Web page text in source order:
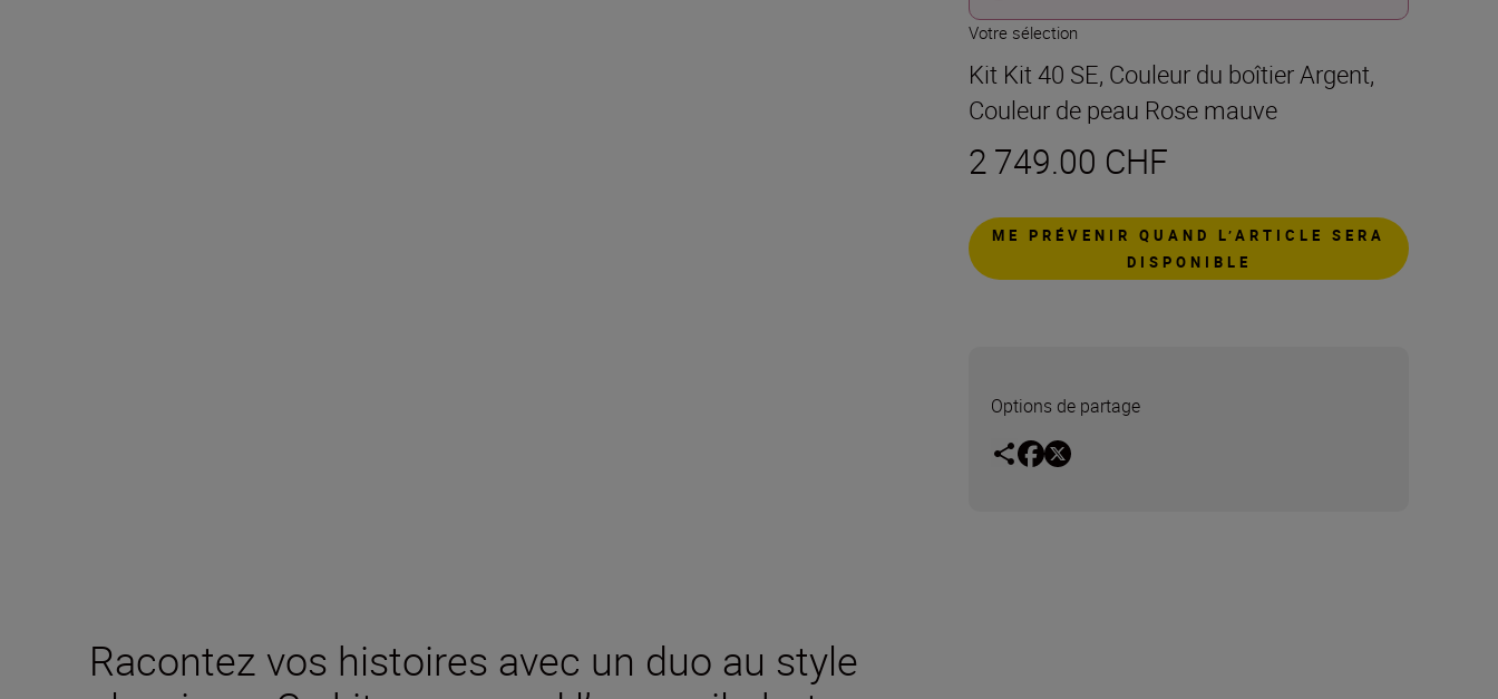
Votre sélection
Kit Kit 40 SE, Couleur du boîtier Argent,
Couleur de peau Rose mauve
2 749.00 CHF
ME PRÉVENIR QUAND L’ARTICLE SERA
DISPONIBLE
Options de partage
Racontez vos histoires avec un duo au style